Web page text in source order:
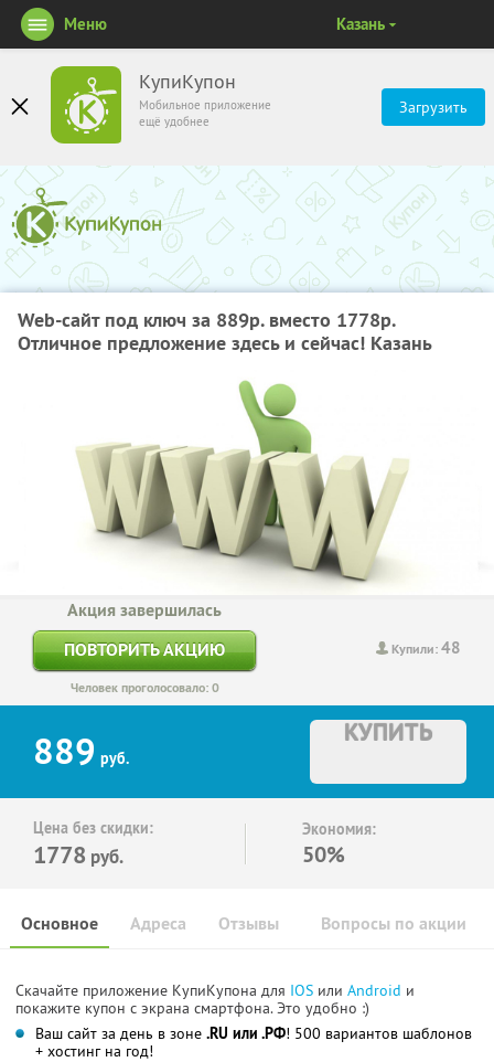
КупиКупон
Мобильное приложение
ещё удобнее
Загрузить
Меню Казань
Web-сайт под ключ за 889р. вместо 1778р.
Отличное предложение здесь и сейчас! Казань
Купили:48
Акция завершилась
ПОВТОРИТЬ АКЦИЮ
Человек проголосовало: 0
889 руб.
КУПИТЬ
Цена без скидки:
1778 руб.
Экономия:
50%
Основное Отзывы Вопросы по акции
Адреса
Скачайте приложение КупиКупона для IOS или Android и
покажите купон с экрана смартфона. Это удобно :)
Ваш сайт за день в зоне .RU или .РФ! 500 вариантов шаблонов
+ хостинг на год!